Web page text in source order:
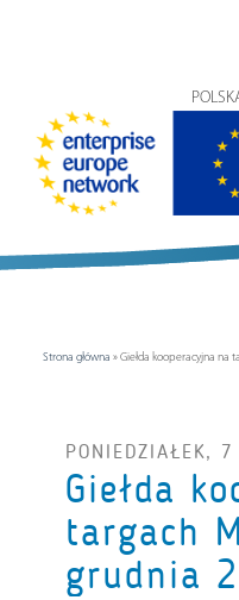
Strona główna »Giełda kooperacyjna na
PONIEDZIAŁEK,
Giełda
targach
grudnia